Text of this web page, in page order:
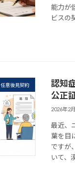
能力が
ビスの
任意後見契約
認知
公正
2026年2
最近、
葉を目
ですが
いて、